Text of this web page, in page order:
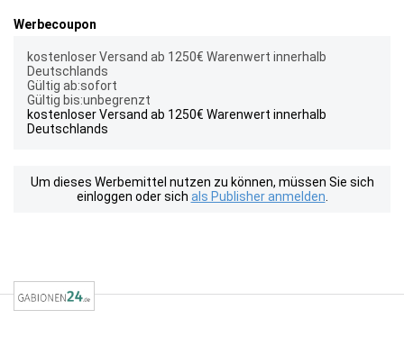
Werbecoupon
kostenloser Versand ab 1250€ Warenwert innerhalb
Deutschlands
Gültig ab:sofort
Gültig bis:unbegrenzt
kostenloser Versand ab 1250€ Warenwert innerhalb
Deutschlands
Um dieses Werbemittel nutzen zu können, müssen Sie sich
einloggen oder sich als Publisher anmelden